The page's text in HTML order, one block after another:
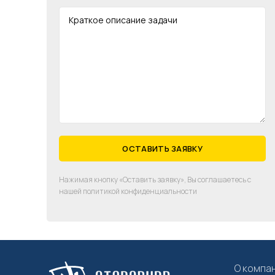
Нажимая кнопку «Оставить заявку», Вы соглашаетесь с
нашей политикой конфиденциальности
О